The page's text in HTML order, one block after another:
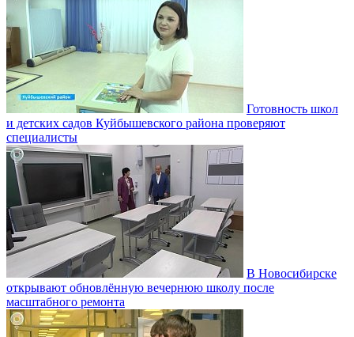
Готовность школ
и детских садов Куйбышевского района проверяют
специалисты
В Новосибирске
открывают обновлённую вечернюю школу после
масштабного ремонта